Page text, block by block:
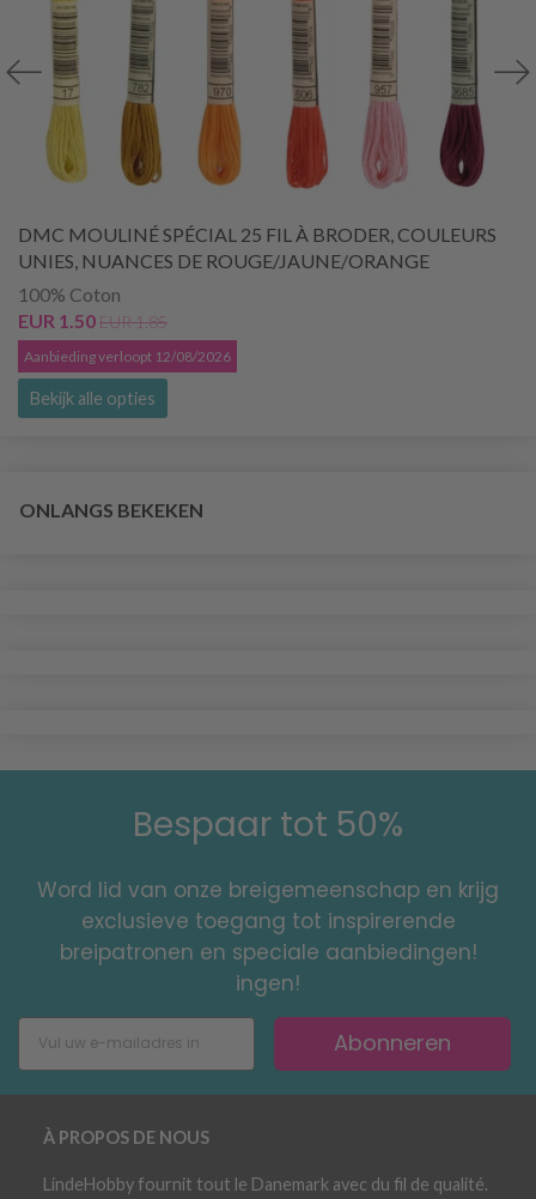
DMC MOULINÉ SPÉCIAL 25 FIL À BRODER, COULEURS
UNIES, NUANCES DE ROUGE/JAUNE/ORANGE
100% Coton
EUR 1.50EUR 1.85
Aanbieding verloopt 12/08/2026
Bekijk alle opties
ONLANGS BEKEKEN
Bespaar tot 50%
Word lid van onze breigemeenschap en krijg
exclusieve toegang tot inspirerende
breipatronen en speciale aanbiedingen!
ingen!
Abonneren
À PROPOS DE NOUS
LindeHobby fournit tout le Danemark avec du fil de qualité.